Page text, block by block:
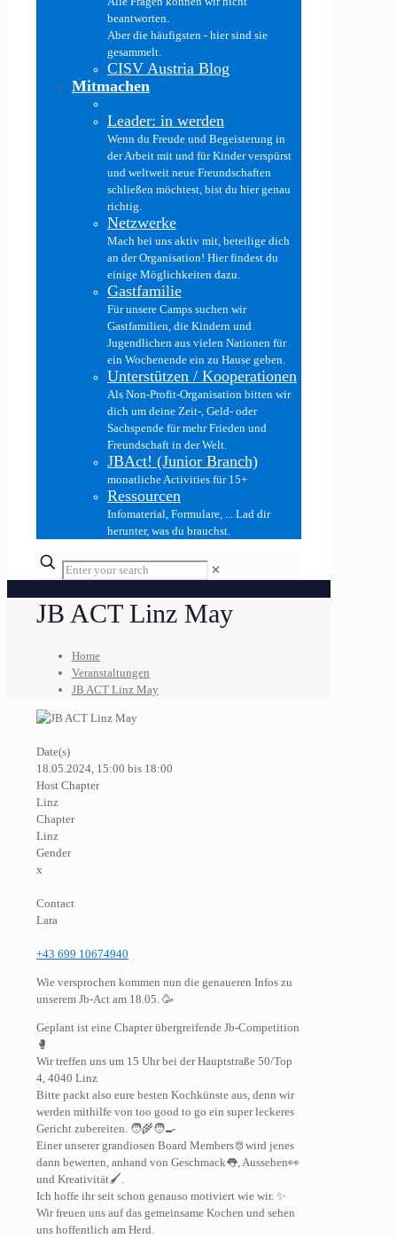
beantworten.
Aber die häufigsten - hier sind sie
gesammelt.
CISV Austria Blog
Mitmachen
Leader: in werden
Wenn du Freude und Begeisterung in
der Arbeit mit und für Kinder verspürst
und weltweit neue Freundschaften
schließen möchtest, bist du hier genau
richtig.
Netzwerke
Mach bei uns aktiv mit, beteilige dich
an der Organisation! Hier findest du
einige Möglichkeiten dazu.
Gastfamilie
Für unsere Camps suchen wir
Gastfamilien, die Kindern und
Jugendlichen aus vielen Nationen für
ein Wochenende ein zu Hause geben.
Unterstützen / Kooperationen
Als Non-Profit-Organisation bitten wir
dich um deine Zeit-, Geld- oder
Sachspende für mehr Frieden und
Freundschaft in der Welt.
JBAct! (Junior Branch)
monatliche Activities für 15+
Ressourcen
Infomaterial, Formulare, ... Lad dir
herunter, was du brauchst.
✕
JB ACT Linz May
Home
Veranstaltungen
JB ACT Linz May
Date(s)
18.05.2024, 15:00 bis 18:00
Host Chapter
Linz
Chapter
Linz
Gender
x
Contact
Lara
+43 699 10674940
Wie versprochen kommen nun die genaueren Infos zu
unserem Jb-Act am 18.05. 🥳
Geplant ist eine Chapter übergreifende Jb-Competition
🥊
Wir treffen uns um 15 Uhr bei der Hauptstraße 50/Top
4, 4040 Linz
Bitte packt also eure besten Kochkünste aus, denn wir
werden mithilfe von too good to go ein super leckeres
Gericht zubereiten. 🧑‍🌾🧑‍🍳
Einer unserer grandiosen Board Members🫅wird jenes
dann bewerten, anhand von Geschmack👅, Aussehen👀
und Kreativität🖌️.
Ich hoffe ihr seit schon genauso motiviert wie wir. ✨
Wir freuen uns auf das gemeinsame Kochen und sehen
uns hoffentlich am Herd.